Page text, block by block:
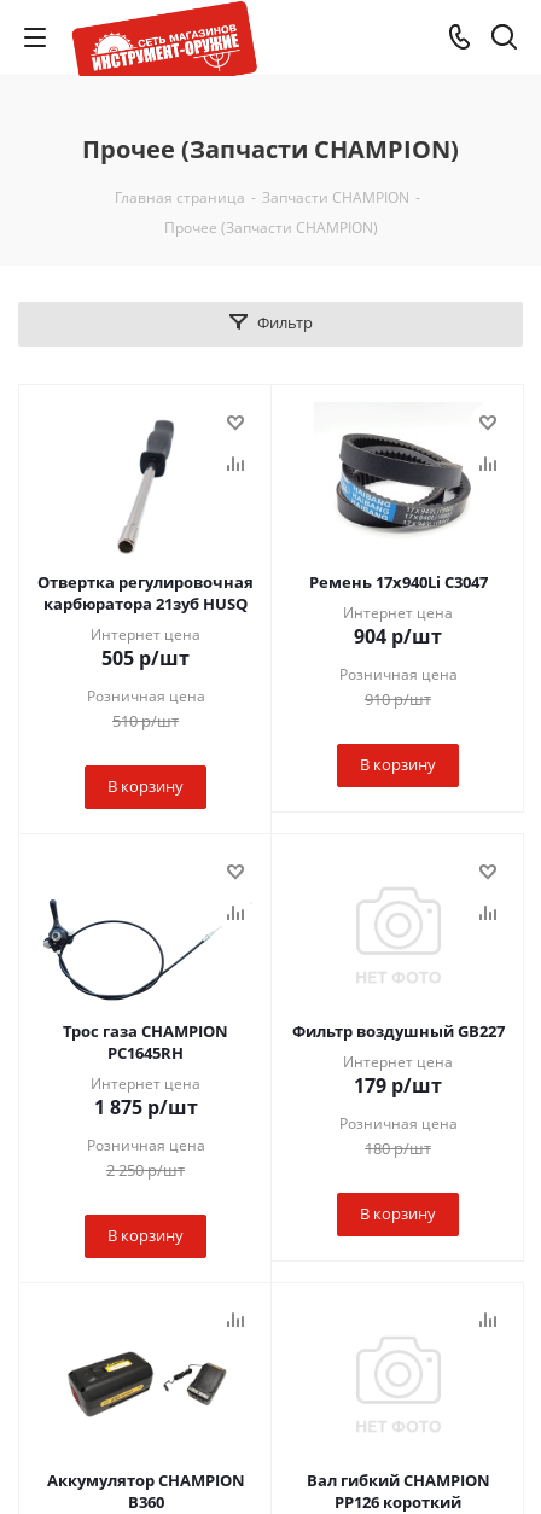
Прочее (Запчасти CHAMPION)
Главная страница - Запчасти CHAMPION -
Прочее (Запчасти CHAMPION)
Фильтр
Отвертка регулировочная
карбюратора 21зуб HUSQ
Интернет цена
505 р/шт
Розничная цена
510р/шт
В корзину
Ремень 17х940Li C3047
Интернет цена
904 р/шт
Розничная цена
910р/шт
В корзину
Трос газа CHAMPION
PC1645RH
Интернет цена
1 875р/шт
Розничная цена
2 250р/шт
В корзину
Фильтр воздушный GB227
Интернет цена
179 р/шт
Розничная цена
180р/шт
В корзину
Аккумулятор CHAMPION
B360
Вал гибкий CHAMPION
PP126 короткий